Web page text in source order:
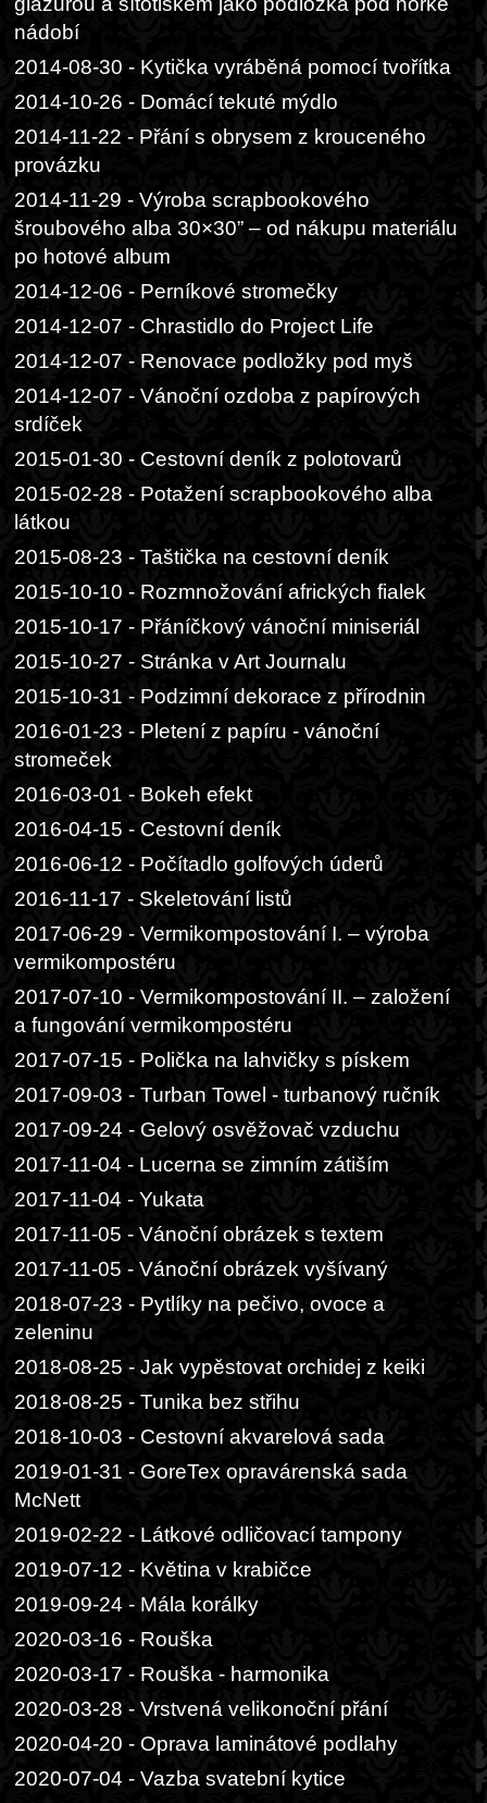
nádobí
2014-08-30 - Kytička vyráběná pomocí tvořítka
2014-10-26 - Domácí tekuté mýdlo
2014-11-22 - Přání s obrysem z krouceného
provázku
2014-11-29 - Výroba scrapbookového
šroubového alba 30×30” – od nákupu materiálu
po hotové album
2014-12-06 - Perníkové stromečky
2014-12-07 - Chrastidlo do Project Life
2014-12-07 - Renovace podložky pod myš
2014-12-07 - Vánoční ozdoba z papírových
srdíček
2015-01-30 - Cestovní deník z polotovarů
2015-02-28 - Potažení scrapbookového alba
látkou
2015-08-23 - Taštička na cestovní deník
2015-10-10 - Rozmnožování afrických fialek
2015-10-17 - Přáníčkový vánoční miniseriál
2015-10-27 - Stránka v Art Journalu
2015-10-31 - Podzimní dekorace z přírodnin
2016-01-23 - Pletení z papíru - vánoční
stromeček
2016-03-01 - Bokeh efekt
2016-04-15 - Cestovní deník
2016-06-12 - Počítadlo golfových úderů
2016-11-17 - Skeletování listů
2017-06-29 - Vermikompostování I. – výroba
vermikompostéru
2017-07-10 - Vermikompostování II. – založení
a fungování vermikompostéru
2017-07-15 - Polička na lahvičky s pískem
2017-09-03 - Turban Towel - turbanový ručník
2017-09-24 - Gelový osvěžovač vzduchu
2017-11-04 - Lucerna se zimním zátiším
2017-11-04 - Yukata
2017-11-05 - Vánoční obrázek s textem
2017-11-05 - Vánoční obrázek vyšívaný
2018-07-23 - Pytlíky na pečivo, ovoce a
zeleninu
2018-08-25 - Jak vypěstovat orchidej z keiki
2018-08-25 - Tunika bez střihu
2018-10-03 - Cestovní akvarelová sada
2019-01-31 - GoreTex opravárenská sada
McNett
2019-02-22 - Látkové odličovací tampony
2019-07-12 - Květina v krabičce
2019-09-24 - Mála korálky
2020-03-16 - Rouška
2020-03-17 - Rouška - harmonika
2020-03-28 - Vrstvená velikonoční přání
2020-04-20 - Oprava laminátové podlahy
2020-07-04 - Vazba svatební kytice